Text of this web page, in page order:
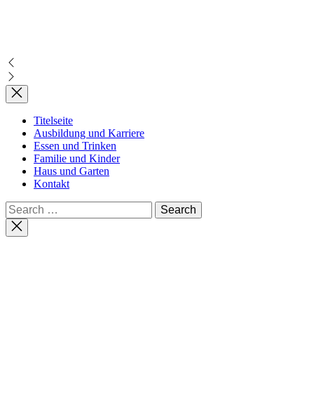
Titelseite
Ausbildung und Karriere
Essen und Trinken
Familie und Kinder
Haus und Garten
Kontakt
Search
for:
Close
search